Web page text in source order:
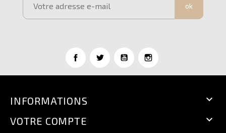
ok
INFORMATIONS

VOTRE COMPTE
